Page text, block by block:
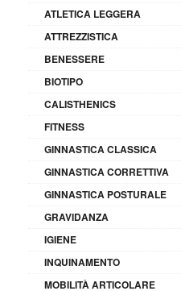
ATLETICA LEGGERA
ATTREZZISTICA
BENESSERE
BIOTIPO
CALISTHENICS
FITNESS
GINNASTICA CLASSICA
GINNASTICA CORRETTIVA
GINNASTICA POSTURALE
GRAVIDANZA
IGIENE
INQUINAMENTO
MOBILITÀ ARTICOLARE